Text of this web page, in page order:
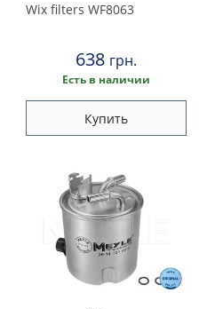
Wix filters WF8063
638 грн.
Есть в наличии
Купить